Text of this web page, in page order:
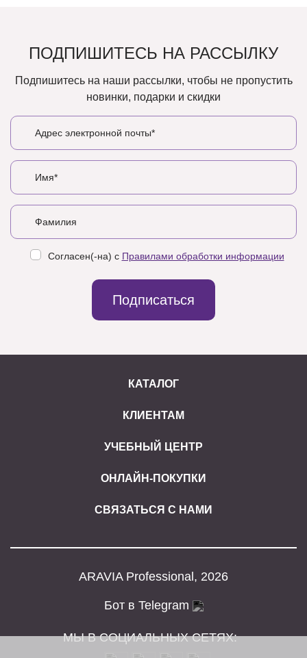
ПОДПИШИТЕСЬ НА РАССЫЛКУ
Подпишитесь на наши рассылки, чтобы не пропустить
новинки, подарки и скидки
Согласен(-на) с Правилами обработки информации
Подписаться
КАТАЛОГ
КЛИЕНТАМ
УЧЕБНЫЙ ЦЕНТР
ОНЛАЙН-ПОКУПКИ
СВЯЗАТЬСЯ С НАМИ
ARAVIA Professional, 2026
Бот в Telegram
МЫ В СОЦИАЛЬНЫХ СЕТЯХ: